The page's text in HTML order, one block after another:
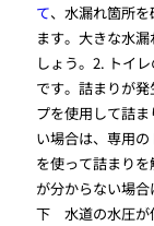
て、水漏れ箇所
ます。大きな水
しょう。2. トイ
です。詰まりが
プを使用して詰
い場合は、専用
を使って詰まり
が分からない場
下 水道の水圧が